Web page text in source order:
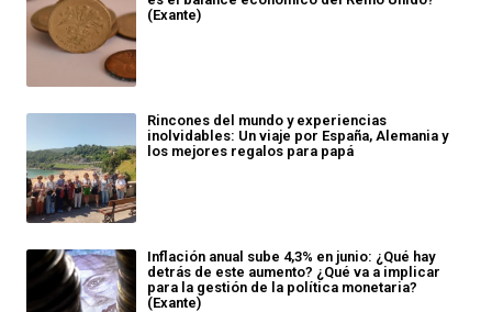
(Exante)
Rincones del mundo y experiencias
inolvidables: Un viaje por España, Alemania y
los mejores regalos para papá
Inflación anual sube 4,3% en junio: ¿Qué hay
detrás de este aumento? ¿Qué va a implicar
para la gestión de la política monetaria?
(Exante)